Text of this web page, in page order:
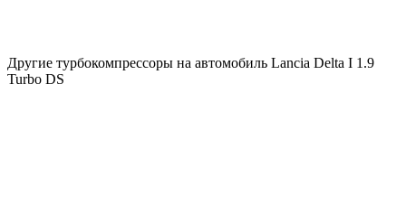
Другие турбокомпрессоры на автомобиль Lancia Delta I 1.9
Turbo DS